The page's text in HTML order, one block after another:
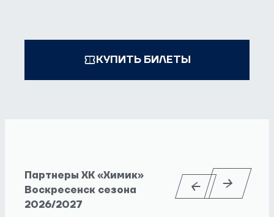
КУПИТЬ БИЛЕТЫ
Партнеры ХК «Химик»
Воскресенск сезона
2026/2027